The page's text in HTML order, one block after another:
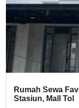
Rumah Sewa
Stasiun, Mall Tol